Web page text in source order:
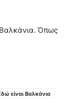
Όπως
είναι Βαλκάνια